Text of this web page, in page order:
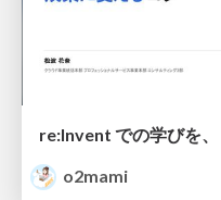
re:Invent での学びを
o2mami